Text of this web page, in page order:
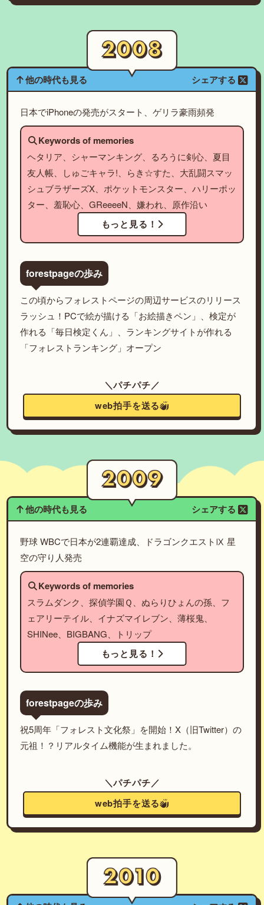
他の時代も見る シェアする
日本でiPhoneの発売がスタート、ゲリラ豪雨頻発
Keywords of memories
ヘタリア、シャーマンキング、るろうに剣心、夏目
友人帳、しゅごキャラ!、らき☆すた、大乱闘スマッ
シュブラザーズX、ポケットモンスター、ハリーポッ
ター、羞恥心、GReeeeN、嫌われ、原作沿い
もっと見る！
forestpageの歩み
この頃からフォレストページの周辺サービスのリリース
ラッシュ！PCで絵が描ける「お絵描きペン」、検定が
作れる「毎日検定くん」、ランキングサイトが作れる
「フォレストランキング」オープン
＼パチパチ／
web拍手を送る
他の時代も見る シェアする
野球 WBCで日本が2連覇達成、ドラゴンクエストⅨ 星
空の守り人発売
Keywords of memories
スラムダンク、探偵学園Ｑ、ぬらりひょんの孫、フ
ェアリーテイル、イナズマイレブン、薄桜鬼、
SHINee、BIGBANG、トリップ
もっと見る！
forestpageの歩み
祝5周年「フォレスト文化祭」を開始！X（旧Twitter）の
元祖！？リアルタイム機能が生まれました。
＼パチパチ／
web拍手を送る